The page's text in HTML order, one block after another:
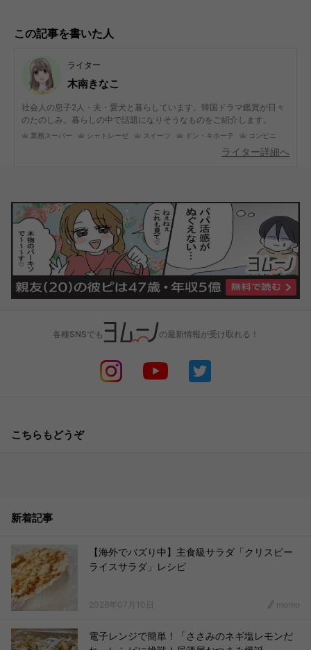
この記事を書いた人
ライター
木南きなこ
社会人の息子2人・夫・愛犬と暮らしています。韓国ドラマ鑑賞が日々
のたのしみ。暮らしの中で話題になりそうなものをご紹介します。
業務スーパー シャトレーゼ スイーツ ドン・キホーテ コンビニ
ライター詳細へ
各種SNSでも の最新情報が受け取れる！
こちらもどうぞ
新着記事
【海外でバズり中】主食級サラダ「クリスピー
ライスサラダ」レシピ
2026年07月10日 momo
電子レンジで簡単！「ささみのネギ塩レモンだ